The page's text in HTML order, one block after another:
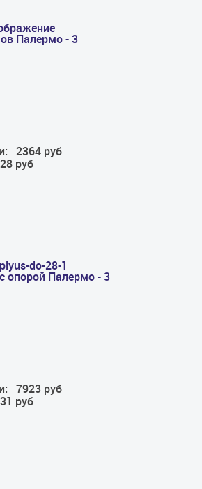
Палермо - 3
2364 руб
руб
опорой Палермо - 3
7923 руб
руб